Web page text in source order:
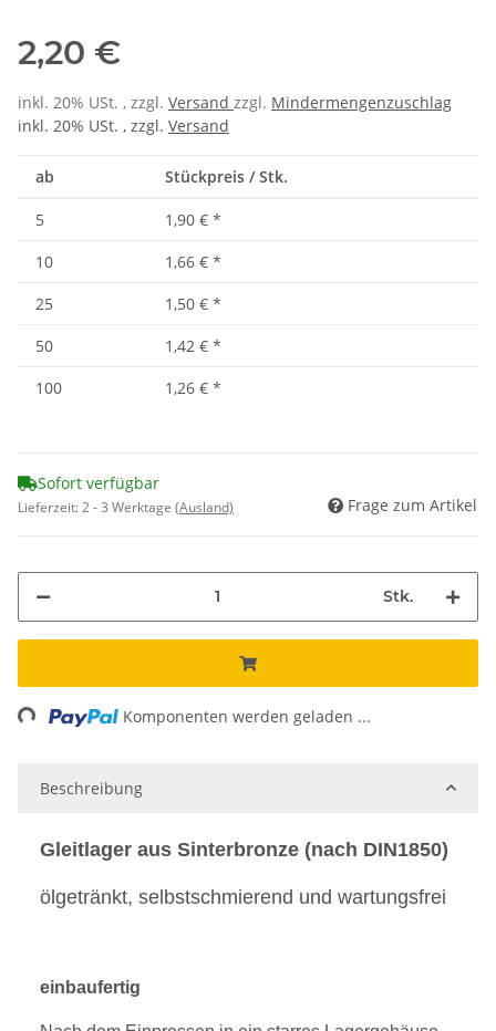
2,20 €
inkl. 20% USt. , zzgl. Versand zzgl. Mindermengenzuschlag
inkl. 20% USt. , zzgl. Versand
ab Stückpreis / Stk.
5 1,90 € *
10
1,66 € *
25
1,50 € *
50
1,42 € *
100
1,26 € *
Sofort verfügbar
Lieferzeit:2 - 3 Werktage (Ausland) Frage zum Artikel
Stk.
Komponenten werden geladen ...
Beschreibung
Gleitlager aus Sinterbronze (nach DIN1850)
ölgetränkt, selbstschmierend und wartungsfrei
einbaufertig